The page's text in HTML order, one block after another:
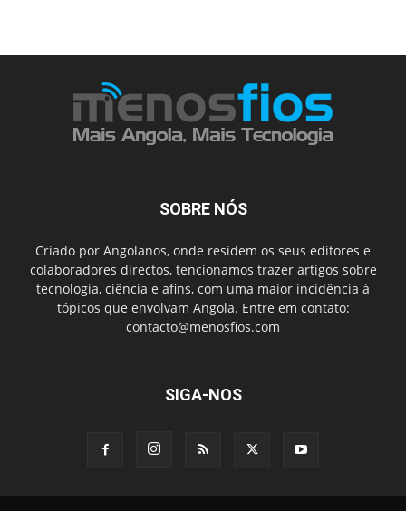
SOBRE NÓS
Criado por Angolanos, onde residem os seus editores e
colaboradores directos, tencionamos trazer artigos sobre
tecnologia, ciência e afins, com uma maior incidência à
tópicos que envolvam Angola. Entre em contato:
contacto@menosfios.com
SIGA-NOS